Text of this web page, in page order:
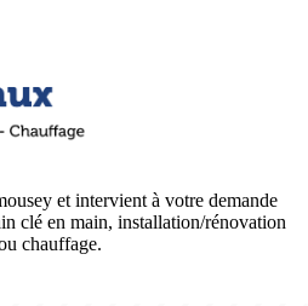
et intervient à votre demande
clé en main, installation/rénovation
chauffage.